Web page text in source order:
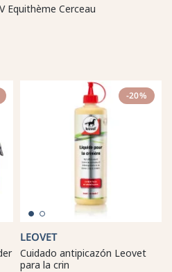
Equithème Cerceau
-20%
LEOVET
Cuidado antipicazón Leovet
para la crin